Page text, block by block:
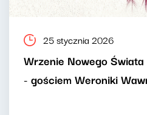
25 stycznia 2026
Wrzenie Nowego
- gościem Weroniki